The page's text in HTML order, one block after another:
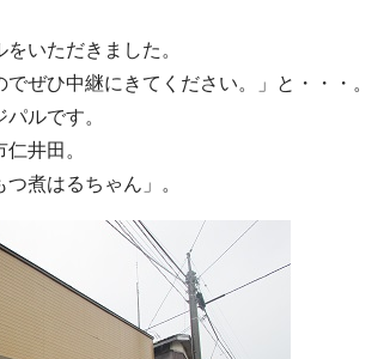
いただきました。
ぜひ中継にきてください。」と・・・。
ルです。
井田。
煮はるちゃん」。